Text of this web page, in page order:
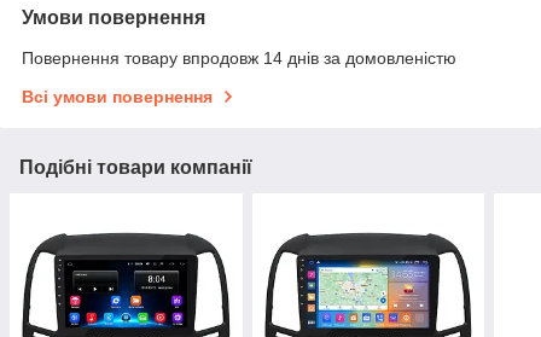
Умови повернення
Повернення товару впродовж 14 днів за домовленістю
Всі умови повернення
Подібні товари компанії